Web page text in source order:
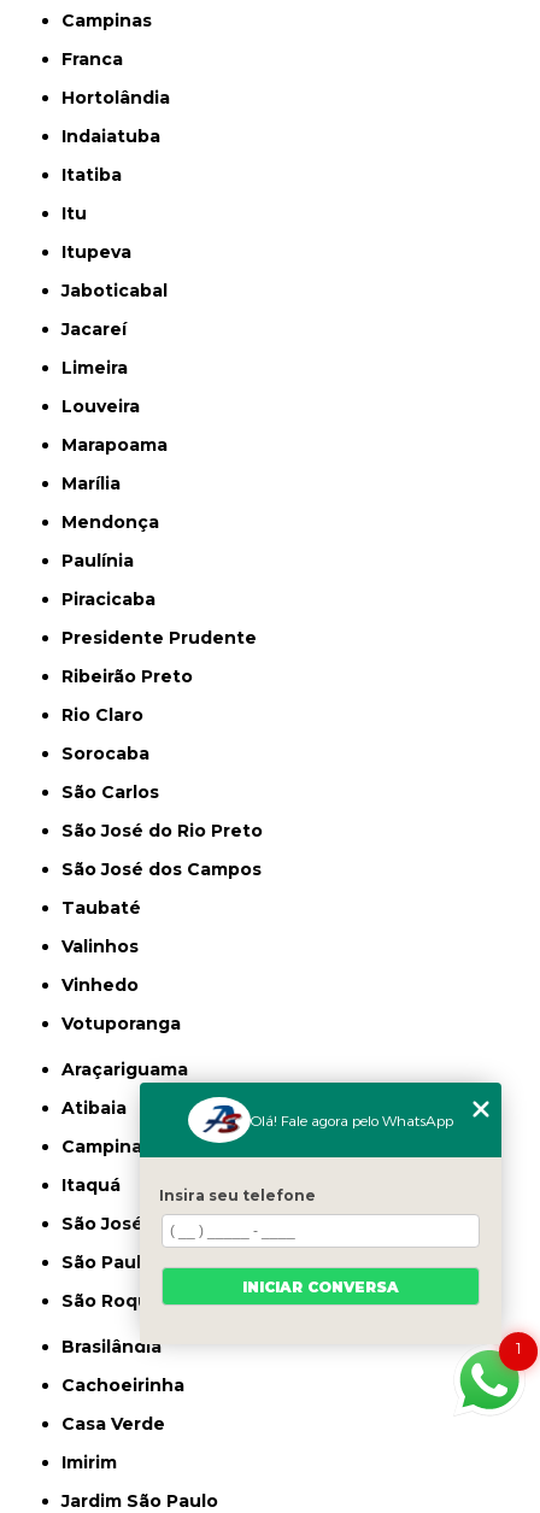
Campinas
Franca
Hortolândia
Indaiatuba
Itatiba
Itu
Itupeva
Jaboticabal
Jacareí
Limeira
Louveira
Marapoama
Marília
Mendonça
Paulínia
Piracicaba
Presidente Prudente
Ribeirão Preto
Rio Claro
Sorocaba
São Carlos
São José do Rio Preto
São José dos Campos
Taubaté
Valinhos
Vinhedo
Votuporanga
Araçariguama
Atibaia
Campinas
Itaquá
São José dos Campos
São Paulo
São Roque
Brasilândia
Cachoeirinha
Casa Verde
Imirim
Jardim São Paulo
1
Olá! Fale agora pelo WhatsApp
Insira seu telefone
INICIAR CONVERSA